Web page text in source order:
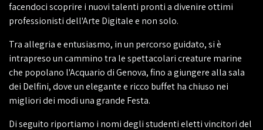
facendoci scoprire i nuovi talenti pronti a divenire ottimi
professionisti dell'Arte Digitale e non solo.
Tra allegria e entusiasmo, in un percorso guidato, si è
intrapreso un cammino tra le spettacolari creature marine
che popolano l'Acquario di Genova, fino a giungere alla sala
dei Delfini, dove un elegante e ricco buffet ha chiuso nei
migliori dei modi una grande Festa.
Di seguito riportiamo i nomi degli studenti eletti vincitori del